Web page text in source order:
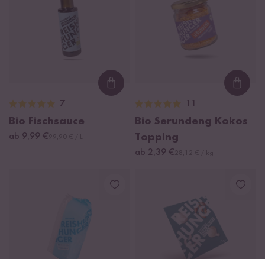
Loading...
7
Bio Fischsauce
ab 9,99 €
Bio Serundeng Kokos
Topping
ab 2,39 €